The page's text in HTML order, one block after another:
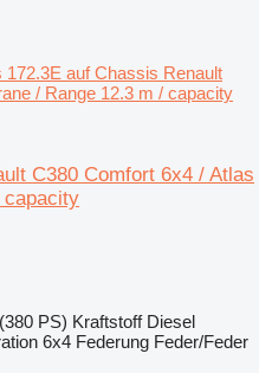
172.3E auf Chassis Renault
/ Range 12.3 m / capacity
C380 Comfort 6x4 / Atlas
capacity
PS) Kraftstoff Diesel
6x4 Federung Feder/Feder